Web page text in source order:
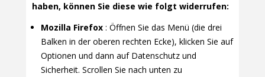
haben, können Sie diese wie folgt widerrufen:
Mozilla Firefox : Öffnen Sie das Menü (die drei
Balken in der oberen rechten Ecke), klicken Sie auf
Optionen und dann auf Datenschutz und
Sicherheit. Scrollen Sie nach unten zu